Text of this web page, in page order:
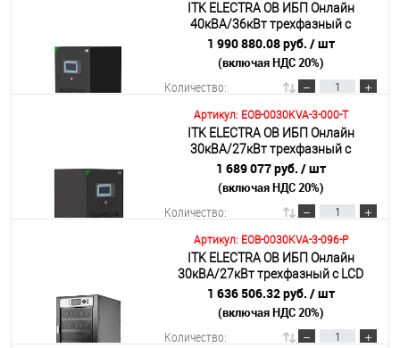
В корзину
Подробнее
ITK ELECTRA OB ИБП Онлайн
40кВА/36кВт трехфазный с
выходным трансформатором 360-
384VDC без АКБ с сенсорным
экраном
1 990 880.08 руб. / шт
(включая НДС 20%)
Количество:
В корзину
Подробнее
Артикул: EOB-0030KVA-3-000-T
ITK ELECTRA OB ИБП Онлайн
30кВА/27кВт трехфазный с
выходным трансформатором 360-
384VDC без АКБ с сенсорным
экраном
1 689 077 руб. / шт
(включая НДС 20%)
Количество:
В корзину
Подробнее
Артикул: EOB-0030KVA-3-096-P
ITK ELECTRA OB ИБП Онлайн
30кВА/27кВт трехфазный с LCD
дисплеем 384VDC с АКБ 96х7AH
1 636 506.32 руб. / шт
(включая НДС 20%)
Количество: